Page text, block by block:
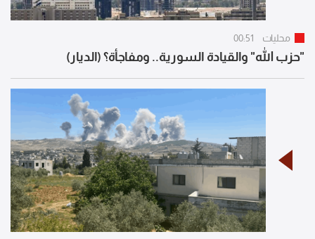
محليات 00:51
"حزب الله" والقيادة السورية.. ومفاجأة؟ (الديار)